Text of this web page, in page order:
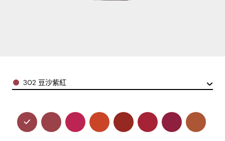
Color302 豆沙紫紅